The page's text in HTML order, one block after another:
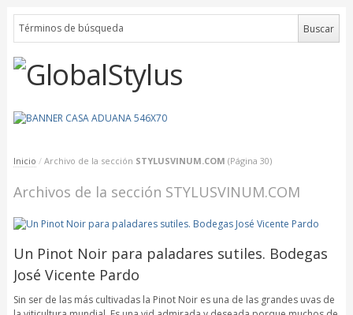
Inicio / Archivo de la sección STYLUSVINUM.COM (Página 30)
Archivos de la sección STYLUSVINUM.COM
Un Pinot Noir para paladares sutiles. Bodegas
José Vicente Pardo
Sin ser de las más cultivadas la Pinot Noir es una de las grandes uvas de